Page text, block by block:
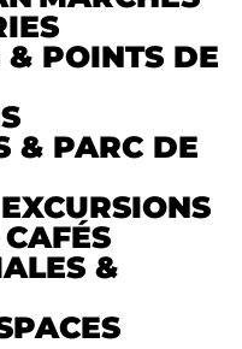
& POINTS DE
& PARC DE
&